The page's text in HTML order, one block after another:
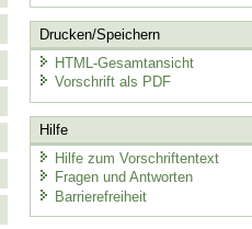
Drucken/Speichern
HTML-Gesamtansicht
Vorschrift als PDF
Hilfe
Hilfe zum Vorschriftentext
Fragen und Antworten
Barrierefreiheit